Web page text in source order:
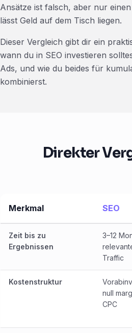
Ansätze ist falsch, aber nur
lässt Geld auf dem Tisch liegen.
Dieser Vergleich gibt dir ein
wann du in SEO investieren
Ads, und wie du beides für
kombinierst.
Direkter
Merkmal SEO
Zeit bis zu
Ergebnissen
3–12
Traffic
Kostenstruktur
null
CPC